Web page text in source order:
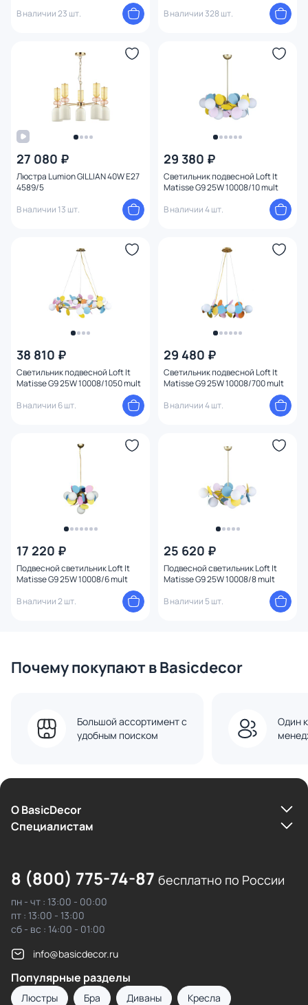
В наличии 23 шт.
В наличии 328 шт.
27 080 ₽
Люстра Lumion GILLIAN 40W E27
4589/5
В наличии 13 шт.
29 380 ₽
Светильник подвесной Loft It
Matisse G9 25W 10008/10 mult
В наличии 4 шт.
38 810 ₽
Светильник подвесной Loft It
Matisse G9 25W 10008/1050 mult
В наличии 6 шт.
29 480 ₽
Светильник подвесной Loft It
Matisse G9 25W 10008/700 mult
В наличии 4 шт.
17 220 ₽
Подвесной светильник Loft It
Matisse G9 25W 10008/6 mult
В наличии 2 шт.
25 620 ₽
Подвесной светильник Loft It
Matisse G9 25W 10008/8 mult
В наличии 5 шт.
Почему покупают в Basicdecor
Большой ассортимент с
удобным поиском
Один
О BasicDecor
Cпециалистам
8 (800) 775-74-87 бесплатно по России
пн - чт : 13:00 - 00:00
пт : 13:00 - 13:00
сб - вс : 14:00 - 01:00
info@basicdecor.ru
Популярные разделы
Люстры Бра Диваны Кресла
Мощность ламп